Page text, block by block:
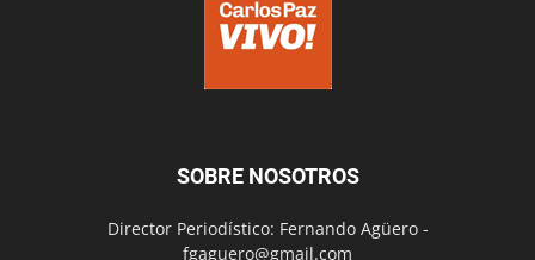
SOBRE NOSOTROS
Director Periodístico: Fernando Agüero -
fgaguero@gmail.com